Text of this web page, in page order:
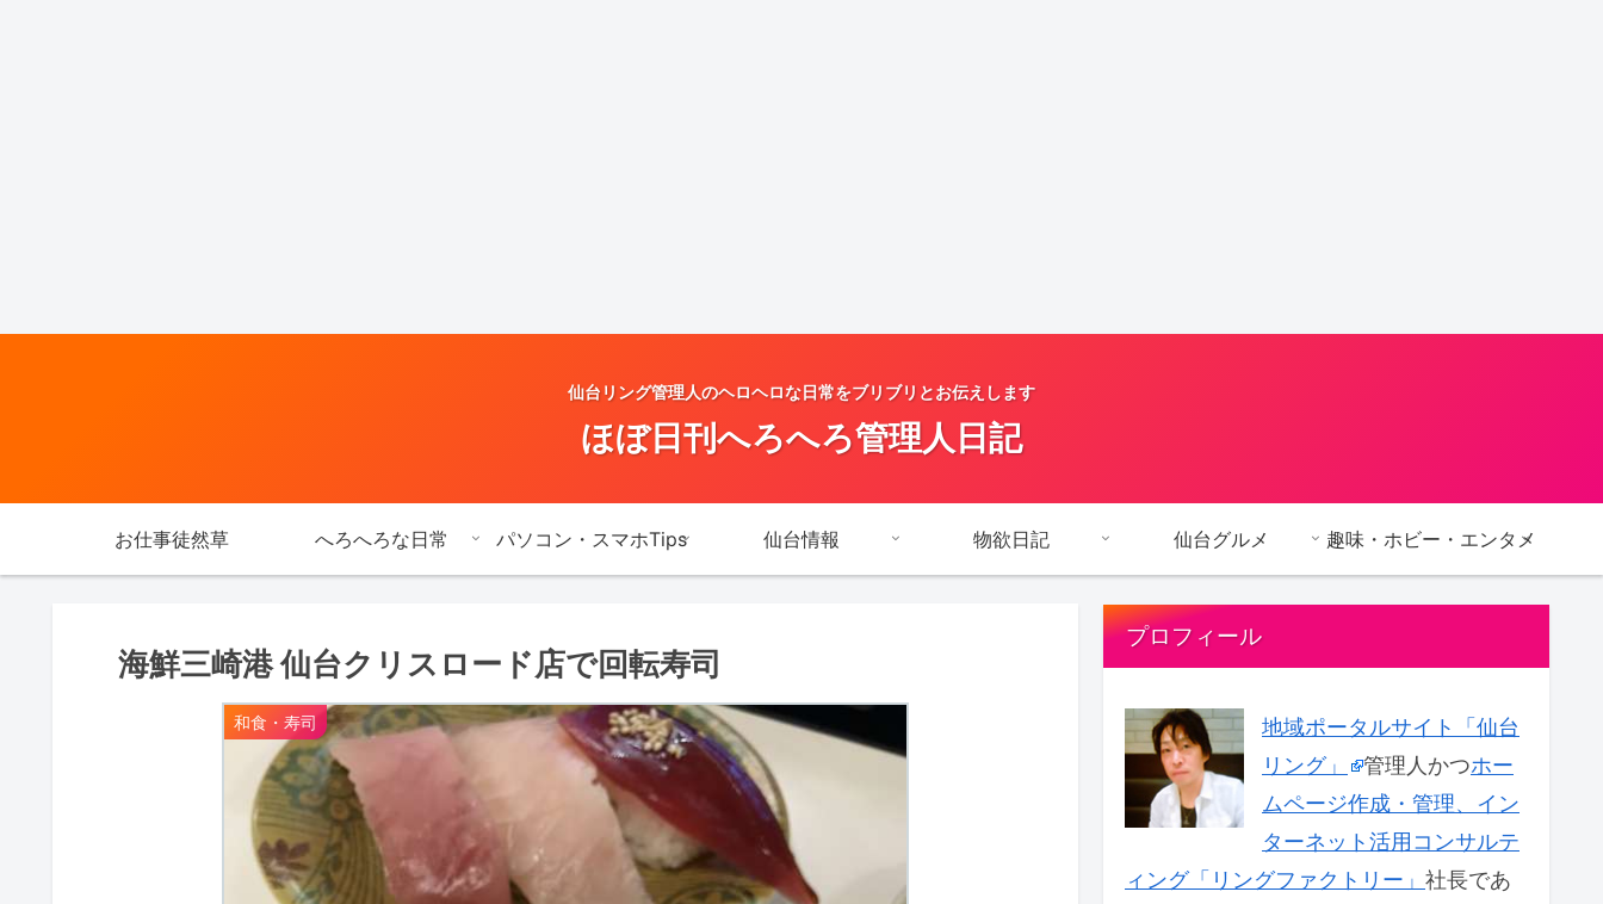
仙台リング管理人のヘロヘロな日常をブリブリとお伝えします
ほぼ日刊へろへろ管理人日記
お仕事徒然草 へろへろな日常 パソコン・スマホTips 仙台情報 物欲日記 仙台グルメ 趣味・ホビー・エンタメ
海鮮三崎港 仙台クリスロード店で回転寿司
和食・寿司
プロフィール
地域ポータルサイト「仙台
リング」
管理人かつホー
ムページ作成・管理、イン
ターネット活用コンサルテ
ィング「リングファクトリー」 社長であ